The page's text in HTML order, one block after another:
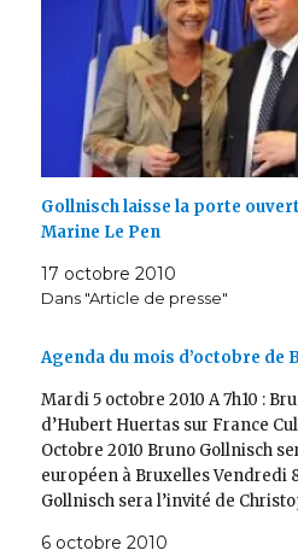
Gollnisch laisse la porte
Marine Le Pen
17 octobre 2010
Dans "Article de presse"
Agenda du mois d’octobre de
Mardi 5 octobre 2010 A 7h10 :
d’Hubert Huertas sur France
Octobre 2010 Bruno Gollnisch
européen à Bruxelles Vendredi
Gollnisch sera l’invité de
6 octobre 2010